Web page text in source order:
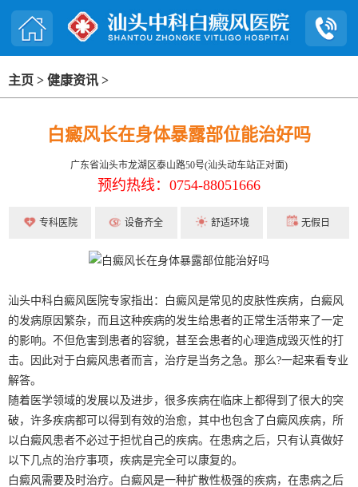
主页 > 健康资讯 >
白癜风长在身体暴露部位能治好吗
广东省汕头市龙湖区泰山路50号(汕头动车站正对面)
预约热线：0754-88051666
专科医院 设备齐全 舒适环境 无假日
汕头中科白癜风医院专家指出：白癜风是常见的皮肤性疾病，白癜风
的发病原因繁杂，而且这种疾病的发生给患者的正常生活带来了一定
的影响。不但危害到患者的容貌，甚至会患者的心理造成毁灭性的打
击。因此对于白癜风患者而言，治疗是当务之急。那么?一起来看专业
解答。
随着医学领域的发展以及进步，很多疾病在临床上都得到了很大的突
破，许多疾病都可以得到有效的治愈，其中也包含了白癜风疾病，所
以白癜风患者不必过于担忧自己的疾病。在患病之后，只有认真做好
以下几点的治疗事项，疾病是完全可以康复的。
白癜风需要及时治疗。白癜风是一种扩散性极强的疾病，在患病之后